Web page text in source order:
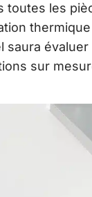
toutes les
saura
sur